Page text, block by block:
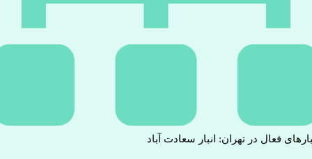
فعال در تهران: انبار سعادت آباد